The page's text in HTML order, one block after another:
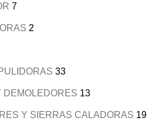
7
2
33
DEMOLEDORES 13
Y SIERRAS CALADORAS 19